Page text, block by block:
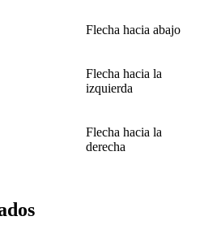
Flecha hacia abajo
Flecha hacia la
izquierda
Flecha hacia la
derecha